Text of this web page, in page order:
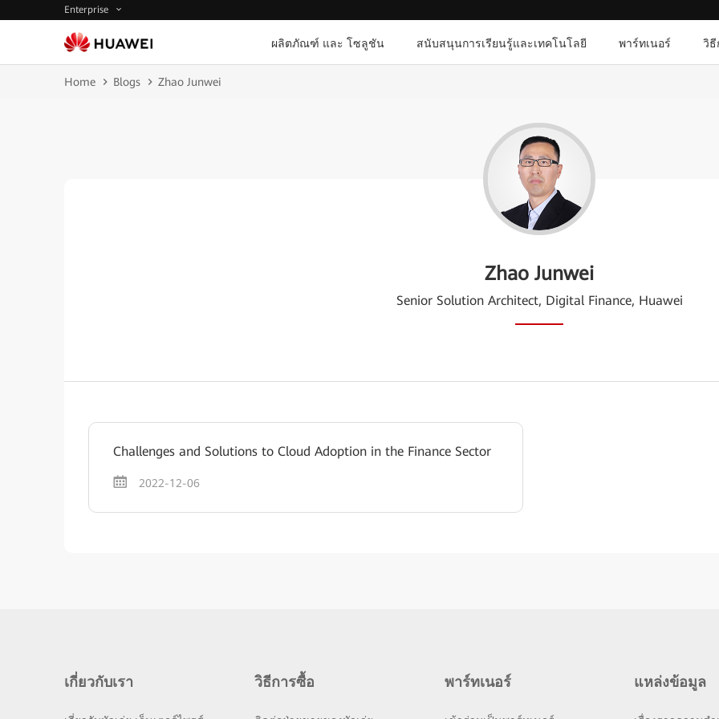
Enterprise
ผลิตภัณฑ์ และ โซลูชัน สนับสนุนการเรียนรู้และเทคโนโลยี พาร์ทเนอร์ วิธี
Home Blogs Zhao Junwei
Zhao Junwei
Senior Solution Architect, Digital Finance, Huawei
Challenges and Solutions to Cloud Adoption in the Finance Sector
2022-12-06
เกี่ยวกับเรา วิธีการซื้อ พาร์ทเนอร์ แหล่งข้อมูล